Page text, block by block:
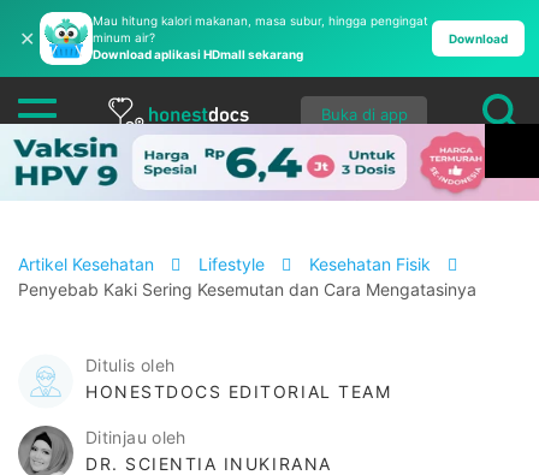
✕
Mau hitung kalori makanan, masa subur, hingga pengingat
minum air?
Download aplikasi HDmall sekarang
Download
Buka di app
Artikel Kesehatan Lifestyle
Kesehatan Fisik
Penyebab Kaki Sering Kesemutan dan Cara Mengatasinya
Ditulis oleh
HONESTDOCS EDITORIAL TEAM
Ditinjau oleh
DR. SCIENTIA INUKIRANA